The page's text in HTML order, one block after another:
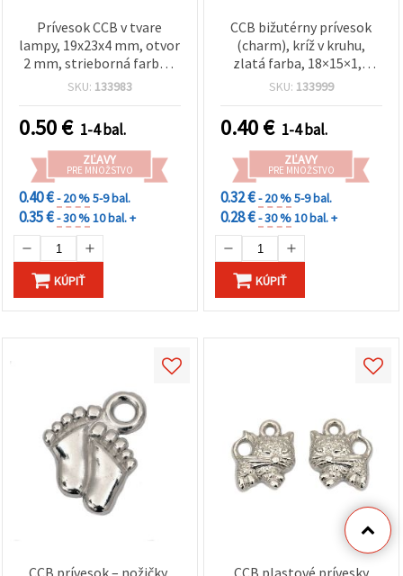
Prívesok CCB v tvare
lampy, 19x23x4 mm, otvor
2 mm, strieborná farba –
20 ks
SKU: 133983
0.50€ 1-4 bal.
ZĽAVY
PRE MNOŽSTVO
0.40 €- 20 %5-9 bal.
0.35 €- 30 %10 bal. +
KÚPIŤ
CCB bižutérny prívesok
(charm), kríž v kruhu,
zlatá farba, 18×15×1,5
mm, otvor 1,5 mm –
SKU: 133999
0.40€ 1-4 bal.
ZĽAVY
PRE MNOŽSTVO
0.32 €- 20 %5-9 bal.
0.28 €- 30 %10 bal. +
KÚPIŤ